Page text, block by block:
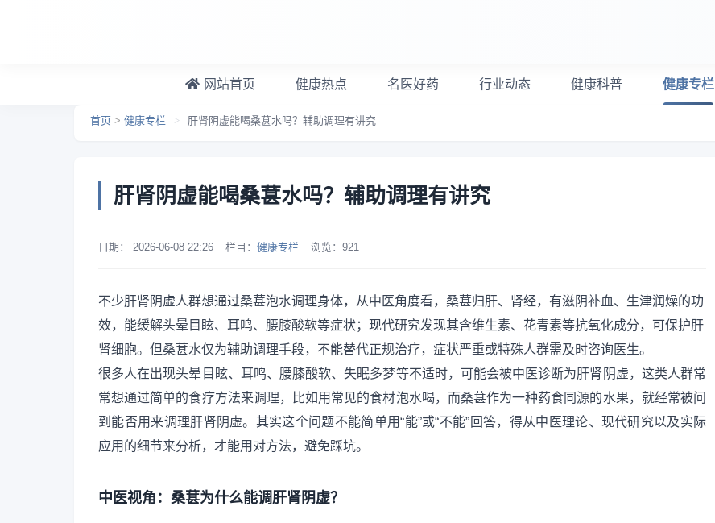
网站首页 健康热点 名医好药 行业动态 健康科普 健康专栏
首页 > 健康专栏 > 肝肾阴虚能喝桑葚水吗？辅助调理有讲究
肝肾阴虚能喝桑葚水吗？辅助调理有讲究
日期： 2026-06-08 22:26 栏目： 健康专栏 浏览： 921
不少肝肾阴虚人群想通过桑葚泡水调理身体，从中医角度看，桑葚归肝、肾经，有滋阴补血、生津润燥的功
效，能缓解头晕目眩、耳鸣、腰膝酸软等症状；现代研究发现其含维生素、花青素等抗氧化成分，可保护肝
肾细胞。但桑葚水仅为辅助调理手段，不能替代正规治疗，症状严重或特殊人群需及时咨询医生。
很多人在出现头晕目眩、耳鸣、腰膝酸软、失眠多梦等不适时，可能会被中医诊断为肝肾阴虚，这类人群常
常想通过简单的食疗方法来调理，比如用常见的食材泡水喝，而桑葚作为一种药食同源的水果，就经常被问
到能否用来调理肝肾阴虚。其实这个问题不能简单用“能”或“不能”回答，得从中医理论、现代研究以及实际
应用的细节来分析，才能用对方法，避免踩坑。
中医视角：桑葚为什么能调肝肾阴虚？